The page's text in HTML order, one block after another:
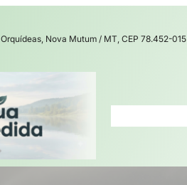
Nova Mutum / MT, CEP 78.452-015